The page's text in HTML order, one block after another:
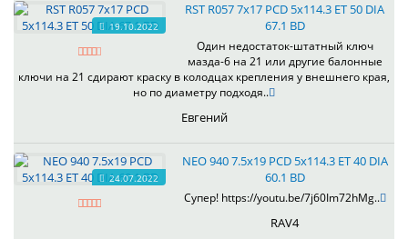
19.10.2022
RST R057 7x17 PCD 5x114.3 ET 50 DIA
67.1 BD
Один недостаток-штатный ключ
мазда-6 на 21 или другие балонные
ключи на 21 сдирают краску в колодцах крепления у внешнего края,
но по диаметру подходя..
Евгений
24.07.2022
NEO 940 7.5x19 PCD 5x114.3 ET 40 DIA
60.1 BD
Супер! https://youtu.be/7j60Im72hMg..
RAV4